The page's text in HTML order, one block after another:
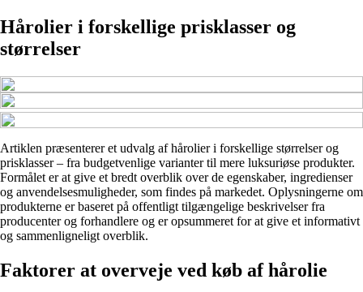
Hårolier i forskellige prisklasser og
størrelser
Artiklen præsenterer et udvalg af hårolier i forskellige størrelser og
prisklasser – fra budgetvenlige varianter til mere luksuriøse produkter.
Formålet er at give et bredt overblik over de egenskaber, ingredienser
og anvendelsesmuligheder, som findes på markedet. Oplysningerne om
produkterne er baseret på offentligt tilgængelige beskrivelser fra
producenter og forhandlere og er opsummeret for at give et informativt
og sammenligneligt overblik.
Faktorer at overveje ved køb af hårolie